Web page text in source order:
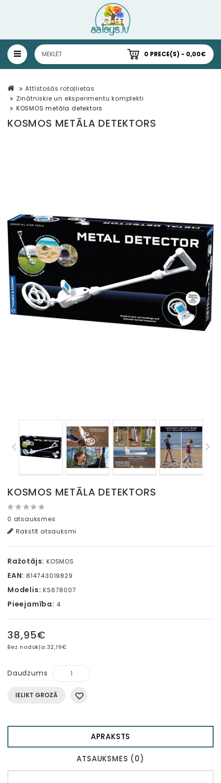
0 PRECE(S) - 0,00€
Attīstošās rotaļlietas
Zinātniskie un eksperimentu komplekti
KOSMOS metāla detektors
KOSMOS METĀLA DETEKTORS
KOSMOS METĀLA DETEKTORS
0 atsauksmes
Rakstīt atsauksmi
Ražotājs: KOSMOS
EAN: 814743019829
Modelis: KS678007
Pieejamība: 4
38,95€
Bez nodokļa:32,19€
Daudzums
IELIKT GROZĀ
APRAKSTS
ATSAUKSMES (0)